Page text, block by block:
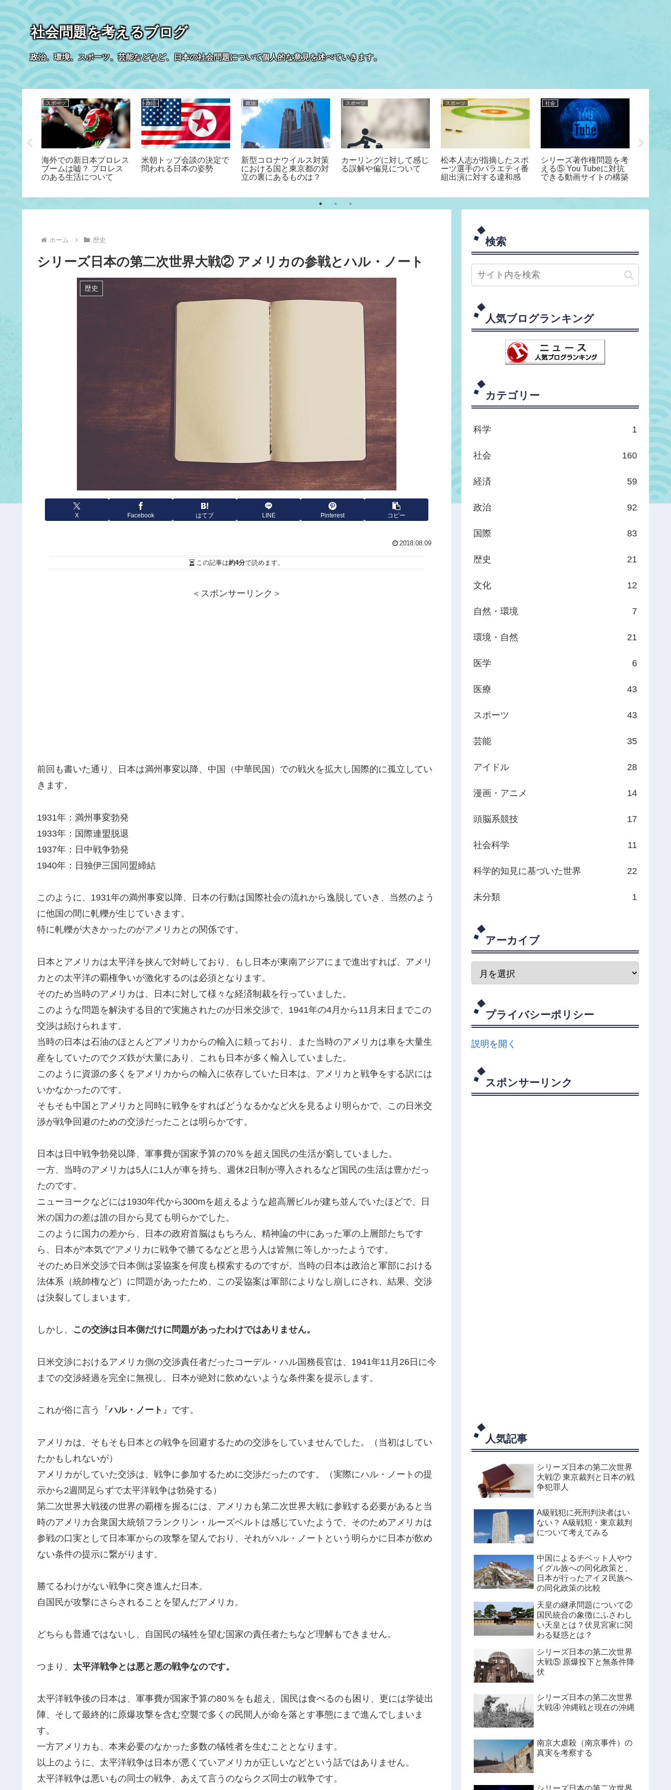
社会問題を考えるブログ
政治、環境、スポーツ、芸能などなど、日本の社会問題について個人的な意見を述べていきます。
スポーツ
海外での新日本プロレス
ブームは嘘？ プロレス
のある生活について
政治
米朝トップ会談の決定で
問われる日本の姿勢
政治
新型コロナウイルス対策
における国と東京都の対
立の裏にあるものは？
スポーツ
カーリングに対して感じ
る誤解や偏見について
スポーツ
松本人志が指摘したスポ
ーツ選手のバラエティ番
組出演に対する違和感
社会
シリーズ著作権問題を考
える⑤ You Tubeに対抗
できる動画サイトの構築
ホーム 歴史
シリーズ日本の第二次世界大戦② アメリカの参戦とハル・ノート
歴史
X Facebook はてブ LINE Pinterest コピー
2018.08.09
この記事は約4分で読めます。
＜スポンサーリンク＞
前回も書いた通り、日本は満州事変以降、中国（中華民国）での戦火を拡大し国際的に孤立してい
きます。
1931年：満州事変勃発
1933年：国際連盟脱退
1937年：日中戦争勃発
1940年：日独伊三国同盟締結
このように、1931年の満州事変以降、日本の行動は国際社会の流れから逸脱していき、当然のよう
に他国の間に軋轢が生じていきます。
特に軋轢が大きかったのがアメリカとの関係です。
日本とアメリカは太平洋を挟んで対峙しており、もし日本が東南アジアにまで進出すれば、アメリ
カとの太平洋の覇権争いが激化するのは必須となります。
そのため当時のアメリカは、日本に対して様々な経済制裁を行っていました。
このような問題を解決する目的で実施されたのが日米交渉で、1941年の4月から11月末日までこの
交渉は続けられます。
当時の日本は石油のほとんどアメリカからの輸入に頼っており、また当時のアメリカは車を大量生
産をしていたのでクズ鉄が大量にあり、これも日本が多く輸入していました。
このように資源の多くをアメリカからの輸入に依存していた日本は、アメリカと戦争をする訳には
いかなかったのです。
そもそも中国とアメリカと同時に戦争をすればどうなるかなど火を見るより明らかで、この日米交
渉が戦争回避のための交渉だったことは明らかです。
日本は日中戦争勃発以降、軍事費が国家予算の70％を超え国民の生活が窮していました。
一方、当時のアメリカは5人に1人が車を持ち、週休2日制が導入されるなど国民の生活は豊かだっ
たのです。
ニューヨークなどには1930年代から300mを超えるような超高層ビルが建ち並んでいたほどで、日
米の国力の差は誰の目から見ても明らかでした。
このように国力の差から、日本の政府首脳はもちろん、精神論の中にあった軍の上層部たちです
ら、日本が“本気で”アメリカに戦争で勝てるなどと思う人は皆無に等しかったようです。
そのため日米交渉で日本側は妥協案を何度も模索するのですが、当時の日本は政治と軍部における
法体系（統帥権など）に問題があったため、この妥協案は軍部によりなし崩しにされ、結果、交渉
は決裂してしまいます。
しかし、 この交渉は日本側だけに問題があったわけではありません。
日米交渉におけるアメリカ側の交渉責任者だったコーデル・ハル国務長官は、1941年11月26日に今
までの交渉経過を完全に無視し、日本が絶対に飲めないような条件案を提示します。
これが俗に言う『ハル・ノート 』です。
アメリカは、そもそも日本との戦争を回避するための交渉をしていませんでした。（当初はしてい
たかもしれないが）
アメリカがしていた交渉は、戦争に参加するために交渉だったのです。（実際にハル・ノートの提
示から2週間足らずで太平洋戦争は勃発する）
第二次世界大戦後の世界の覇権を握るには、アメリカも第二次世界大戦に参戦する必要があると当
時のアメリカ合衆国大統領フランクリン・ルーズベルトは感じていたようで、そのためアメリカは
参戦の口実として日本軍からの攻撃を望んでおり、それがハル・ノートという明らかに日本が飲め
ない条件の提示に繋がります。
勝てるわけがない戦争に突き進んだ日本。
自国民が攻撃にさらされることを望んだアメリカ。
どちらも普通ではないし、自国民の犠牲を望む国家の責任者たちなど理解もできません。
つまり、 太平洋戦争とは悪と悪の戦争なのです。
太平洋戦争後の日本は、軍事費が国家予算の80％をも超え、国民は食べるのも困り、更には学徒出
陣、そして最終的に原爆攻撃を含む空襲で多くの民間人が命を落とす事態にまで進んでしまいま
す。
一方アメリカも、本来必要のなかった多数の犠牲者を生むこととなります。
以上のように、太平洋戦争は日本が悪くていアメリカが正しいなどという話ではありません。
太平洋戦争は悪いもの同士の戦争、あえて言うのならクズ同士の戦争です。
検索
人気ブログランキング
カテゴリー
科学 1
社会 160
経済 59
政治 92
国際 83
歴史 21
文化 12
自然・環境 7
環境・自然 21
医学 6
医療 43
スポーツ 43
芸能 35
アイドル 28
漫画・アニメ 14
頭脳系競技 17
社会科学 11
科学的知見に基づいた世界 22
未分類 1
アーカイブ
プライバシーポリシー
説明を開く
スポンサーリンク
人気記事
シリーズ日本の第二次世界
大戦⑦ 東京裁判と日本の戦
争犯罪人
A級戦犯に死刑判決者はい
ない？ A級戦犯・東京裁判
について考えてみる
中国によるチベット人やウ
イグル族への同化政策と、
日本が行ったアイヌ民族へ
の同化政策の比較
天皇の継承問題について②
国民統合の象徴にふさわし
い天皇とは？伏見宮家に関
わる疑惑とは？
シリーズ日本の第二次世界
大戦⑤ 原爆投下と無条件降
伏
シリーズ日本の第二次世界
大戦④ 沖縄戦と現在の沖縄
南京大虐殺（南京事件）の
真実を考察する
シリーズ日本の第二次世界